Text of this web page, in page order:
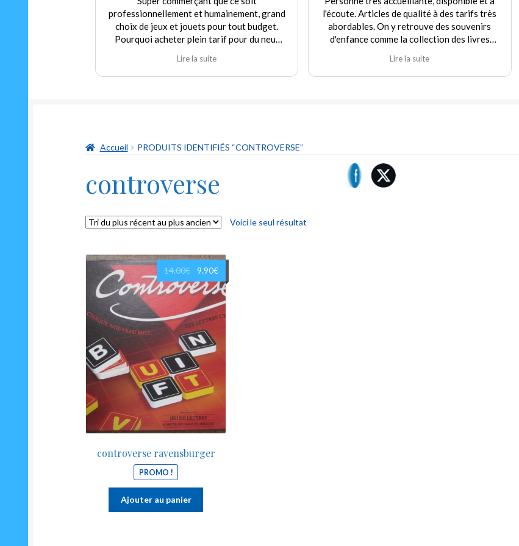
professionnellement et humainement, grand
choix de jeux et jouets pour tout budget.
Pourquoi acheter plein tarif pour du neuf
magasin de l'occasion en parfait état à prix
modéré! Encore merci au gérant qui
Lire la suite
l'écoute. Articles de qualité à des tarifs très
abordables. On y retrouve des souvenirs
d'enfance comme la collection des livres
expérience tant en achat qu'en vente. Je
recommande fortement ce commerçant.
Lire la suite
Accueil PRODUITS IDENTIFIÉS “CONTROVERSE”
controverse
Voici le seul résultat
controverse ravensburger
PROMO !
14.00€
Le
prix
initial
était :
14.00€.
9.90€Le
prix
actuel
est :
Ajouter au panier